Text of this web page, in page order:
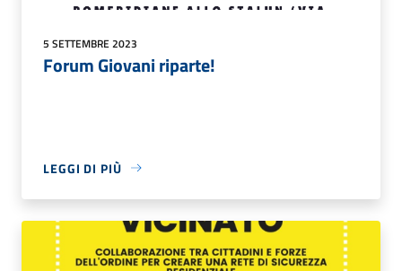
5 SETTEMBRE 2023
Forum Giovani riparte!
LEGGI DI PIÙ